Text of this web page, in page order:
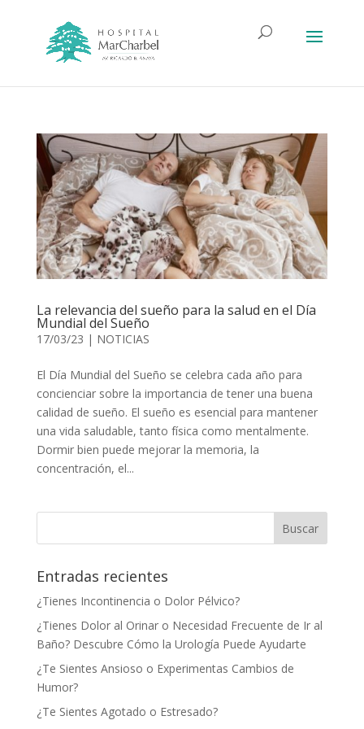
La relevancia del sueño para la salud en el Día
Mundial del Sueño
17/03/23 | NOTICIAS
El Día Mundial del Sueño se celebra cada año para
concienciar sobre la importancia de tener una buena
calidad de sueño. El sueño es esencial para mantener
una vida saludable, tanto física como mentalmente.
Dormir bien puede mejorar la memoria, la
concentración, el...
Entradas recientes
¿Tienes Incontinencia o Dolor Pélvico?
¿Tienes Dolor al Orinar o Necesidad Frecuente de Ir al
Baño? Descubre Cómo la Urología Puede Ayudarte
¿Te Sientes Ansioso o Experimentas Cambios de
Humor?
¿Te Sientes Agotado o Estresado?